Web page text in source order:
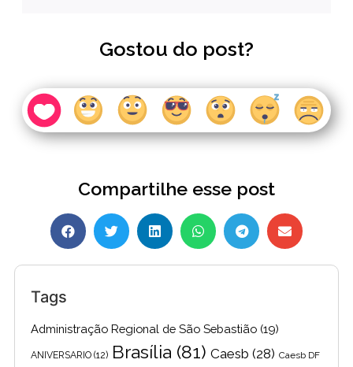
Gostou do post?
Compartilhe esse post
Tags
Administração Regional de São Sebastião (19)
ANIVERSARIO (12) Brasília (81) Caesb (28) Caesb DF